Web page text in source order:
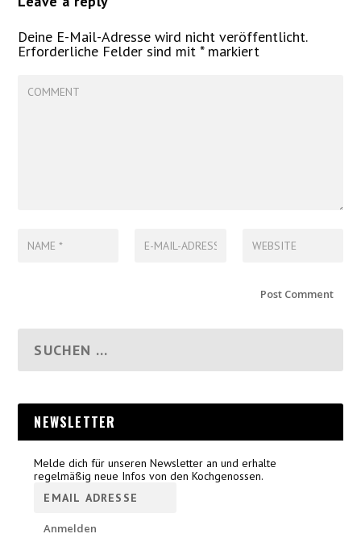
Deine E-Mail-Adresse wird nicht veröffentlicht.
Erforderliche Felder sind mit*markiert
NEWSLETTER
Melde dich für unseren Newsletter an und erhalte
regelmäßig neue Infos von den Kochgenossen.